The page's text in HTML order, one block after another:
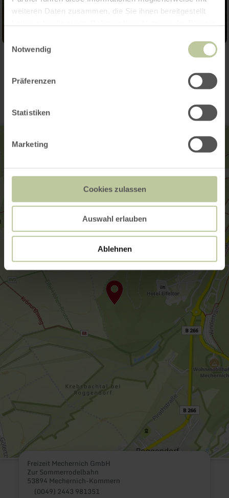
weiteren Daten zusammen, die Sie ihnen bereitgestellt
Notwendig
Präferenzen
Statistiken
Marketing
Cookies zulassen
Auswahl erlauben
Ablehnen
Contact
Freizeit Mechernich GmbH
Zur Sommerrodelbahn
53894 Mechernich-Kommern
(0049) 2443 981351